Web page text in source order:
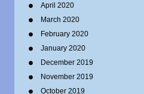
April 2020
March 2020
February 2020
January 2020
December 2019
November 2019
October 2019